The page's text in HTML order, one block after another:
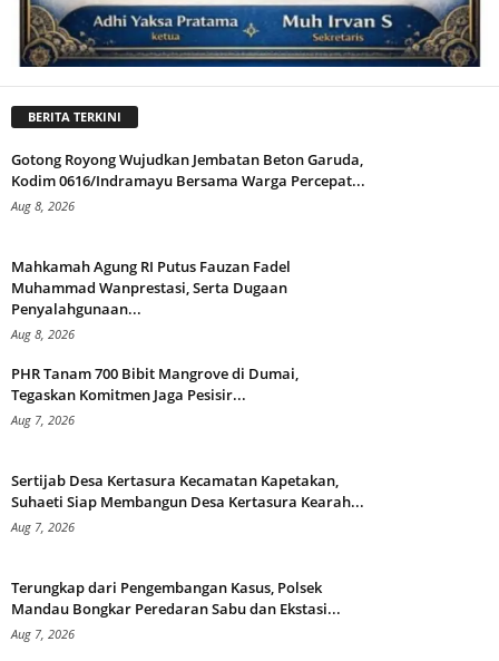
BERITA TERKINI
Gotong Royong Wujudkan Jembatan Beton Garuda,
Kodim 0616/Indramayu Bersama Warga Percepat...
Aug 8, 2026
Mahkamah Agung RI Putus Fauzan Fadel
Muhammad Wanprestasi, Serta Dugaan
Penyalahgunaan...
Aug 8, 2026
PHR Tanam 700 Bibit Mangrove di Dumai,
Tegaskan Komitmen Jaga Pesisir...
Aug 7, 2026
Sertijab Desa Kertasura Kecamatan Kapetakan,
Suhaeti Siap Membangun Desa Kertasura Kearah...
Aug 7, 2026
Terungkap dari Pengembangan Kasus, Polsek
Mandau Bongkar Peredaran Sabu dan Ekstasi...
Aug 7, 2026